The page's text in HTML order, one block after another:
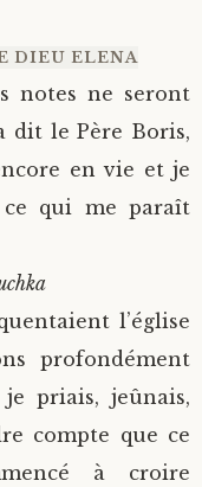
DIEU ELENA
notes ne seront
dit le Père Boris,
en vie et je
qui me paraît
l’église
profondément
priais, jeûnais,
compte que ce
à croire